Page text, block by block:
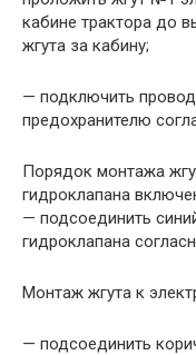
кабине трактора до
жгута за кабину;
— подключить
предохранителю
Порядок монтажа
гидроклапана
— подсоединить
гидроклапана
Монтаж жгута к
— подсоединить